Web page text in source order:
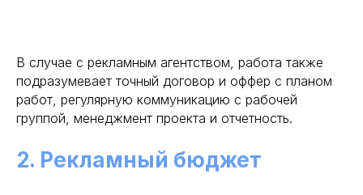
В случае с рекламным агентством, работа также
подразумевает точный договор и оффер с планом
работ, регулярную коммуникацию с рабочей
группой, менеджмент проекта и отчетность.
2. Рекламный бюджет